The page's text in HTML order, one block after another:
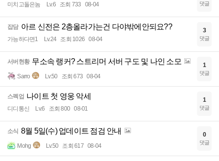
미치고돌은놈 Lv.6 조회 733 08-04 댓글
잡담 아르 신전은 2층올라가는건 다야밖에안되요??
가능하다면1 Lv.24 조회 1026 08-04
3
댓글
서버현황 무소속 랭커? 스트리머 서버 구도 및 나인 소모
Sarro Lv.50 조회 673 08-04
1
댓글
스펙업 나이트 첫 영웅 악세
디디통신 Lv.6 조회 800 08-01
1
댓글
소식 8월 5일(수) 업데이트 점검 안내
Mohg Lv.50 조회 617 08-04
0
댓글